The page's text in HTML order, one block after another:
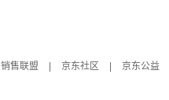
销售联盟 京东社区
京东公益